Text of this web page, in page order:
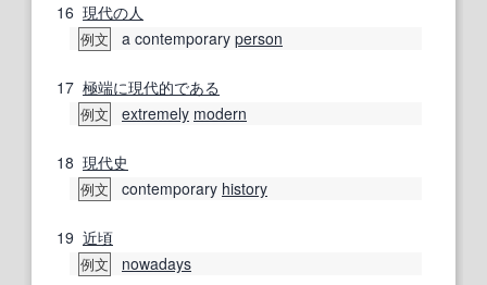
16 現代の人
例文 a contemporary person
17 極端に現代的である
例文 extremely modern
18 現代史
例文 contemporary history
19 近頃
例文 nowadays